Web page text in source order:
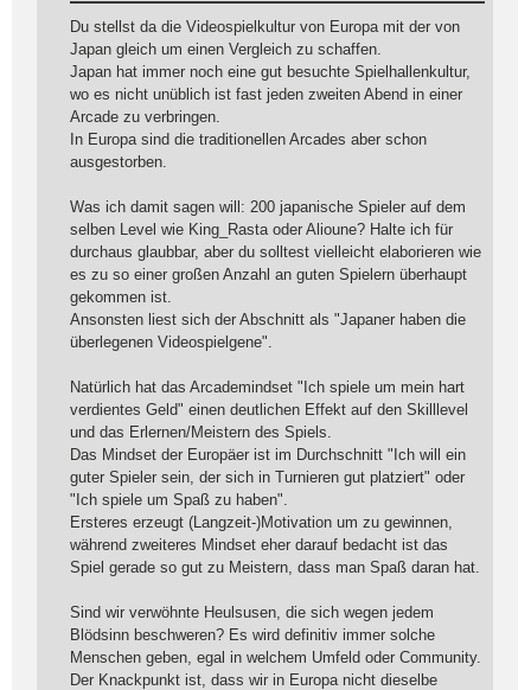
Du stellst da die Videospielkultur von Europa mit der von
Japan gleich um einen Vergleich zu schaffen.
Japan hat immer noch eine gut besuchte Spielhallenkultur,
wo es nicht unüblich ist fast jeden zweiten Abend in einer
Arcade zu verbringen.
In Europa sind die traditionellen Arcades aber schon
ausgestorben.
Was ich damit sagen will: 200 japanische Spieler auf dem
selben Level wie King_Rasta oder Alioune? Halte ich für
durchaus glaubbar, aber du solltest vielleicht elaborieren wie
es zu so einer großen Anzahl an guten Spielern überhaupt
gekommen ist.
Ansonsten liest sich der Abschnitt als "Japaner haben die
überlegenen Videospielgene".
Natürlich hat das Arcademindset "Ich spiele um mein hart
verdientes Geld" einen deutlichen Effekt auf den Skilllevel
und das Erlernen/Meistern des Spiels.
Das Mindset der Europäer ist im Durchschnitt "Ich will ein
guter Spieler sein, der sich in Turnieren gut platziert" oder
"Ich spiele um Spaß zu haben".
Ersteres erzeugt (Langzeit-)Motivation um zu gewinnen,
während zweiteres Mindset eher darauf bedacht ist das
Spiel gerade so gut zu Meistern, dass man Spaß daran hat.
Sind wir verwöhnte Heulsusen, die sich wegen jedem
Blödsinn beschweren? Es wird definitiv immer solche
Menschen geben, egal in welchem Umfeld oder Community.
Der Knackpunkt ist, dass wir in Europa nicht dieselbe